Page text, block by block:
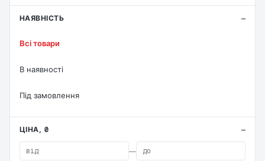
НАЯВНІСТЬ
Всі товари
В наявності
Під замовлення
ЦІНА, ₴
—